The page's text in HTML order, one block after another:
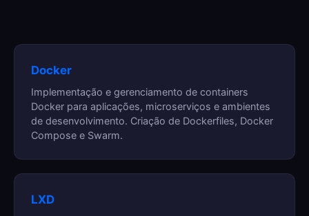
Docker
Implementação e gerenciamento de containers
Docker para aplicações, microserviços e ambientes
de desenvolvimento. Criação de Dockerfiles, Docker
Compose e Swarm.
LXD